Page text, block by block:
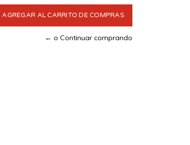
← o Continuar comprando